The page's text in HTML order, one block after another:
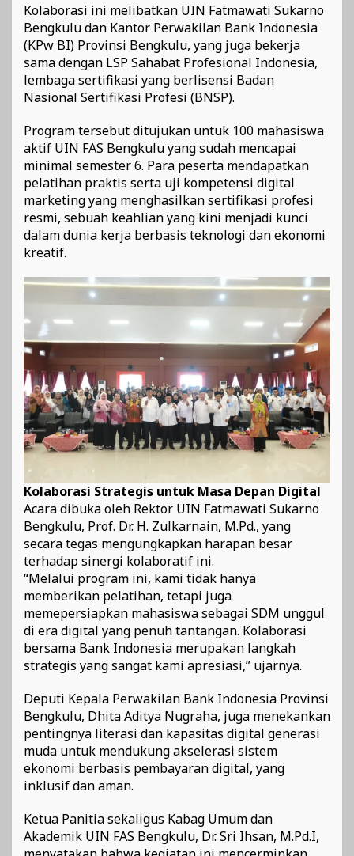
Kolaborasi ini melibatkan UIN Fatmawati Sukarno
Bengkulu dan Kantor Perwakilan Bank Indonesia
(KPw BI) Provinsi Bengkulu, yang juga bekerja
sama dengan LSP Sahabat Profesional Indonesia,
lembaga sertifikasi yang berlisensi Badan
Nasional Sertifikasi Profesi (BNSP).
Program tersebut ditujukan untuk 100 mahasiswa
aktif UIN FAS Bengkulu yang sudah mencapai
minimal semester 6. Para peserta mendapatkan
pelatihan praktis serta uji kompetensi digital
marketing yang menghasilkan sertifikasi profesi
resmi, sebuah keahlian yang kini menjadi kunci
dalam dunia kerja berbasis teknologi dan ekonomi
kreatif.
Kolaborasi Strategis untuk Masa Depan Digital
Acara dibuka oleh Rektor UIN Fatmawati Sukarno
Bengkulu, Prof. Dr. H. Zulkarnain, M.Pd., yang
secara tegas mengungkapkan harapan besar
terhadap sinergi kolaboratif ini.
“Melalui program ini, kami tidak hanya
memberikan pelatihan, tetapi juga
memepersiapkan mahasiswa sebagai SDM unggul
di era digital yang penuh tantangan. Kolaborasi
bersama Bank Indonesia merupakan langkah
strategis yang sangat kami apresiasi,” ujarnya.
Deputi Kepala Perwakilan Bank Indonesia Provinsi
Bengkulu, Dhita Aditya Nugraha, juga menekankan
pentingnya literasi dan kapasitas digital generasi
muda untuk mendukung akselerasi sistem
ekonomi berbasis pembayaran digital, yang
inklusif dan aman.
Ketua Panitia sekaligus Kabag Umum dan
Akademik UIN FAS Bengkulu, Dr. Sri Ihsan, M.Pd.I,